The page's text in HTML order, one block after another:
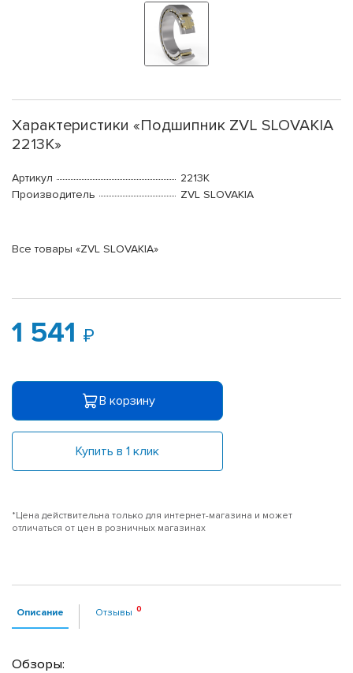
Характеристики «Подшипник ZVL SLOVAKIA
2213K»
Артикул
2213K
Производитель
ZVL SLOVAKIA
Все товары «ZVL SLOVAKIA»
1 541
В корзину
Купить в 1 клик
*Цена действительна только для интернет-магазина и может
отличаться от цен в розничных магазинах
Описание Отзывы
Обзоры: